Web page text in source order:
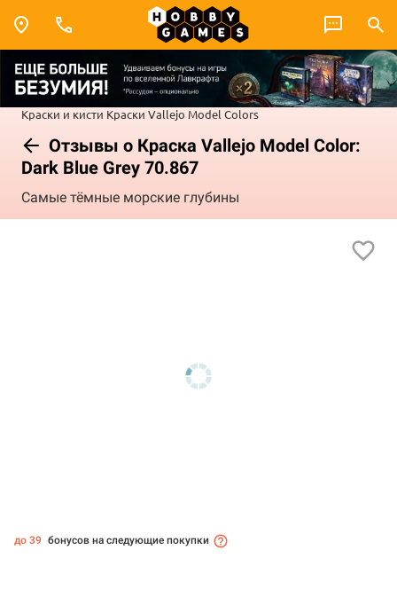
Краски и кисти Краски Vallejo Model Colors
Отзывы о Краска Vallejo Model Color:
Dark Blue Grey 70.867
Самые тёмные морские глубины
до 39 бонусов на следующие покупки